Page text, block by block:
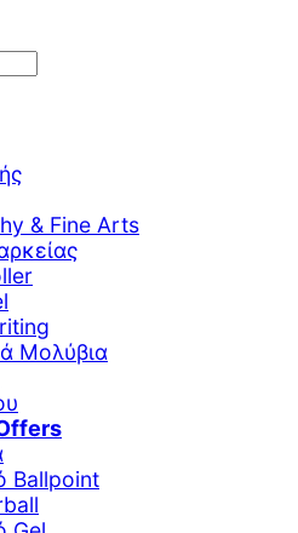
& Fine Arts
Μολύβια
Ballpoint